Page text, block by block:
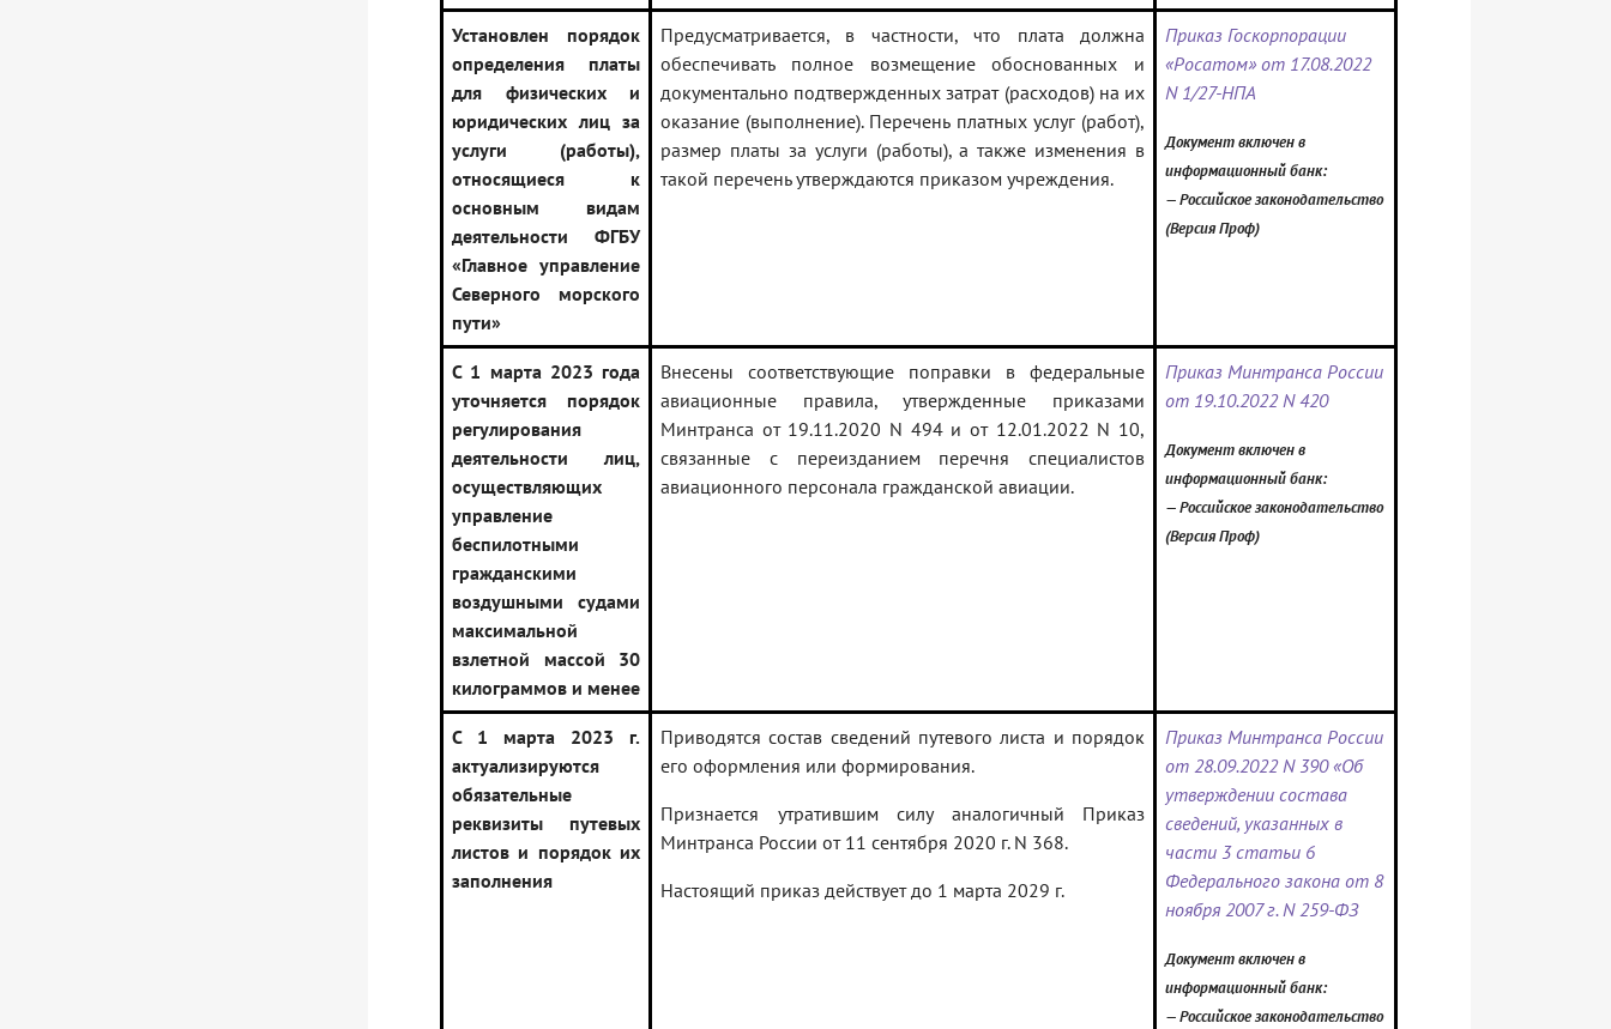
Установлен порядок
определения платы
для физических и
юридических лиц за
услуги (работы),
относящиеся к
основным видам
деятельности ФГБУ
«Главное управление
Северного морского
пути»
Предусматривается, в частности, что плата должна
обеспечивать полное возмещение обоснованных и
документально подтвержденных затрат (расходов) на их
оказание (выполнение). Перечень платных услуг (работ),
размер платы за услуги (работы), а также изменения в
такой перечень утверждаются приказом учреждения.
Приказ Госкорпорации
«Росатом» от 17.08.2022
N 1/27-НПА
Документ включен в
информационный банк:
— Российское законодательство
(Версия Проф)
С 1 марта 2023 года
уточняется порядок
регулирования
деятельности лиц,
осуществляющих
управление
беспилотными
гражданскими
воздушными судами
максимальной
взлетной массой 30
килограммов и менее
Внесены соответствующие поправки в федеральные
авиационные правила, утвержденные приказами
Минтранса от 19.11.2020 N 494 и от 12.01.2022 N 10,
связанные с переизданием перечня специалистов
авиационного персонала гражданской авиации.
Приказ Минтранса России
от 19.10.2022 N 420
Документ включен в
информационный банк:
— Российское законодательство
(Версия Проф)
С 1 марта 2023 г.
актуализируются
обязательные
реквизиты путевых
листов и порядок их
заполнения
Приводятся состав сведений путевого листа и порядок
его оформления или формирования.
Признается утратившим силу аналогичный Приказ
Минтранса России от 11 сентября 2020 г. N 368.
Настоящий приказ действует до 1 марта 2029 г.
Приказ Минтранса России
от 28.09.2022 N 390 «Об
утверждении состава
сведений, указанных в
части 3 статьи 6
Федерального закона от 8
ноября 2007 г. N 259-ФЗ
Документ включен в
информационный банк:
— Российское законодательство